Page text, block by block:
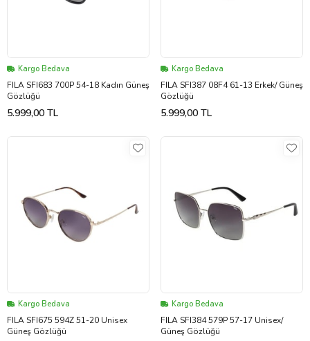
Kargo Bedava
FILA SFI683 700P 54-18 Kadın Güneş
Gözlüğü
5.999,00 TL
Kargo Bedava
FILA SFI387 08F4 61-13 Erkek/ Güneş
Gözlüğü
5.999,00 TL
Kargo Bedava
FILA SFI675 594Z 51-20 Unisex
Güneş Gözlüğü
Kargo Bedava
FILA SFI384 579P 57-17 Unisex/
Güneş Gözlüğü